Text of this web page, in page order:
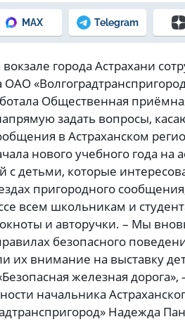
MAX Telegram
города Астрахани
ОАО
Общественная
задать вопросы,
в Астраханском
нового учебного года на
с детьми, которые
пригородного
всем школьникам и
и авторучки. – Мы
безопасного
их внимание на выставку
железная дорога»,
начальника
Надежда